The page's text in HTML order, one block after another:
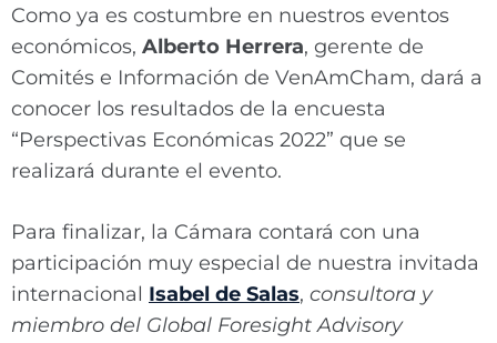
Como ya es costumbre en nuestros eventos
económicos, Alberto Herrera, gerente de
Comités e Información de VenAmCham, dará a
conocer los resultados de la encuesta
“Perspectivas Económicas 2022” que se
realizará durante el evento.
Para finalizar, la Cámara contará con una
participación muy especial de nuestra invitada
internacional Isabel de Salas, consultora y
miembro del Global Foresight Advisory